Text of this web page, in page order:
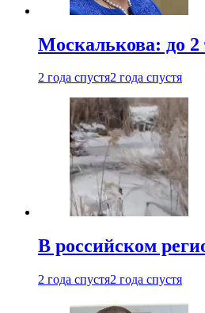
Москалькова: до 2
2 года спустя2 года спустя
В российском
2 года спустя2 года спустя